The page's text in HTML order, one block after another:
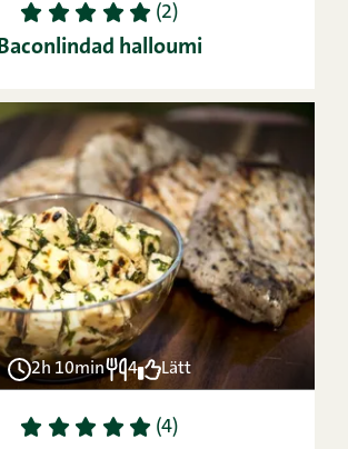
1 2 3 4 5 (2)
Baconlindad halloumi
2h 10min 4 Lätt
1 2 3 4 5 (4)